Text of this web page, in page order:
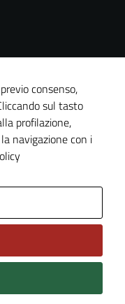
consenso,
sul tasto
profilazione,
navigazione con i